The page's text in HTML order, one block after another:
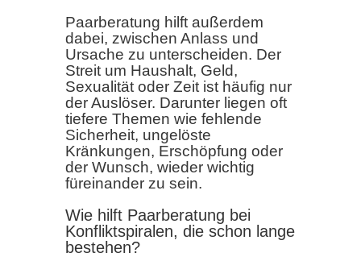
Paarberatung hilft außerdem
dabei, zwischen Anlass und
Ursache zu unterscheiden. Der
Streit um Haushalt, Geld,
Sexualität oder Zeit ist häufig nur
der Auslöser. Darunter liegen oft
tiefere Themen wie fehlende
Sicherheit, ungelöste
Kränkungen, Erschöpfung oder
der Wunsch, wieder wichtig
füreinander zu sein.
Wie hilft Paarberatung bei
Konfliktspiralen, die schon lange
bestehen?